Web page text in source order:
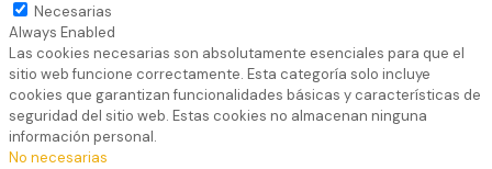
Necesarias
Always Enabled
Las cookies necesarias son absolutamente esenciales para que el
sitio web funcione correctamente. Esta categoría solo incluye
cookies que garantizan funcionalidades básicas y características de
seguridad del sitio web. Estas cookies no almacenan ninguna
información personal.
No necesarias